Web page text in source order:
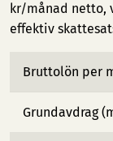
kr/månad netto,
effektiv
Bruttolön per
Grundavdrag